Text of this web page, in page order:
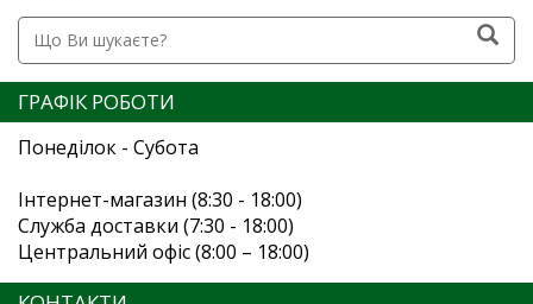
ГРАФІК РОБОТИ
Понеділок - Субота
Інтернет-магазин (8:30 - 18:00)
Служба доставки (7:30 - 18:00)
Центральний офіс (8:00 – 18:00)